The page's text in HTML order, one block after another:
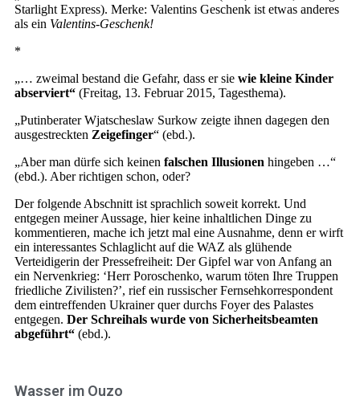
Starlight Express). Merke: Valentins Geschenk ist etwas anderes
als ein Valentins-Geschenk!
*
„… zweimal bestand die Gefahr, dass er sie wie kleine Kinder
abserviert“ (Freitag, 13. Februar 2015, Tagesthema).
„Putinberater Wjatscheslaw Surkow zeigte ihnen dagegen den
ausgestreckten Zeigefinger“ (ebd.).
„Aber man dürfe sich keinen falschen Illusionen hingeben …“
(ebd.). Aber richtigen schon, oder?
Der folgende Abschnitt ist sprachlich soweit korrekt. Und
entgegen meiner Aussage, hier keine inhaltlichen Dinge zu
kommentieren, mache ich jetzt mal eine Ausnahme, denn er wirft
ein interessantes Schlaglicht auf die WAZ als glühende
Verteidigerin der Pressefreiheit: Der Gipfel war von Anfang an
ein Nervenkrieg: ‘Herr Poroschenko, warum töten Ihre Truppen
friedliche Zivilisten?’, rief ein russischer Fernsehkorrespondent
dem eintreffenden Ukrainer quer durchs Foyer des Palastes
entgegen. Der Schreihals wurde von Sicherheitsbeamten
abgeführt“ (ebd.).
Wasser im Ouzo